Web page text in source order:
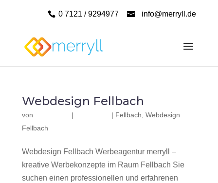
0 7121 / 9294977 info@merryll.de
Webdesign Fellbach
von | | Fellbach Webdesign
Fellbach
Webdesign Fellbach Werbeagentur merryll –
kreative Werbekonzepte im Raum Fellbach Sie
suchen einen professionellen und erfahrenen